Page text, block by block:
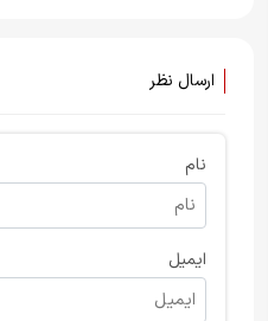
ارسال نظر
نام
ایمیل